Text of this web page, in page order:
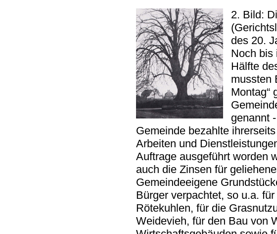
2. Bild:
des 20.
Noch bis
Hälfte
mussten
Montag“
genannt
Gemeinde bezahlte
Arbeiten und
Auftrage ausgeführt worden
auch die Zinsen für
Gemeindeeigene
Bürger verpachtet, so u.a.
Rötekuhlen, für die
Weidevieh, für den Bau von